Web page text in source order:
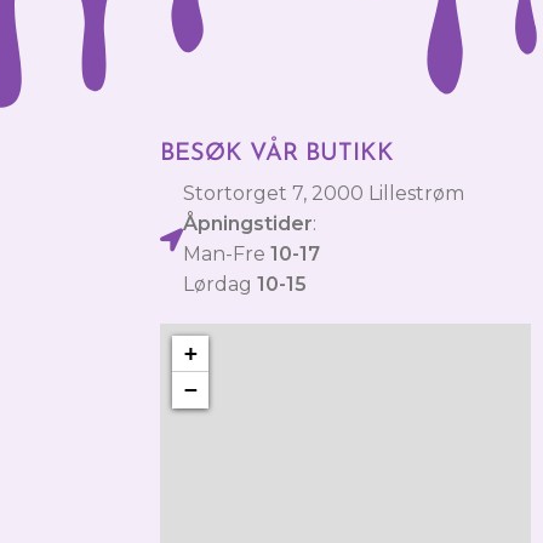
BESØK VÅR BUTIKK
Stortorget 7, 2000 Lillestrøm
Åpningstider:
Man-Fre 10-17
Lørdag 10-15
+
−